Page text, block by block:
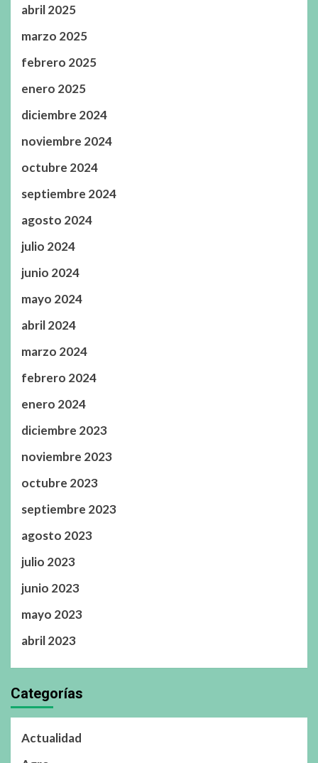
abril 2025
marzo 2025
febrero 2025
enero 2025
diciembre 2024
noviembre 2024
octubre 2024
septiembre 2024
agosto 2024
julio 2024
junio 2024
mayo 2024
abril 2024
marzo 2024
febrero 2024
enero 2024
diciembre 2023
noviembre 2023
octubre 2023
septiembre 2023
agosto 2023
julio 2023
junio 2023
mayo 2023
abril 2023
Categorías
Actualidad